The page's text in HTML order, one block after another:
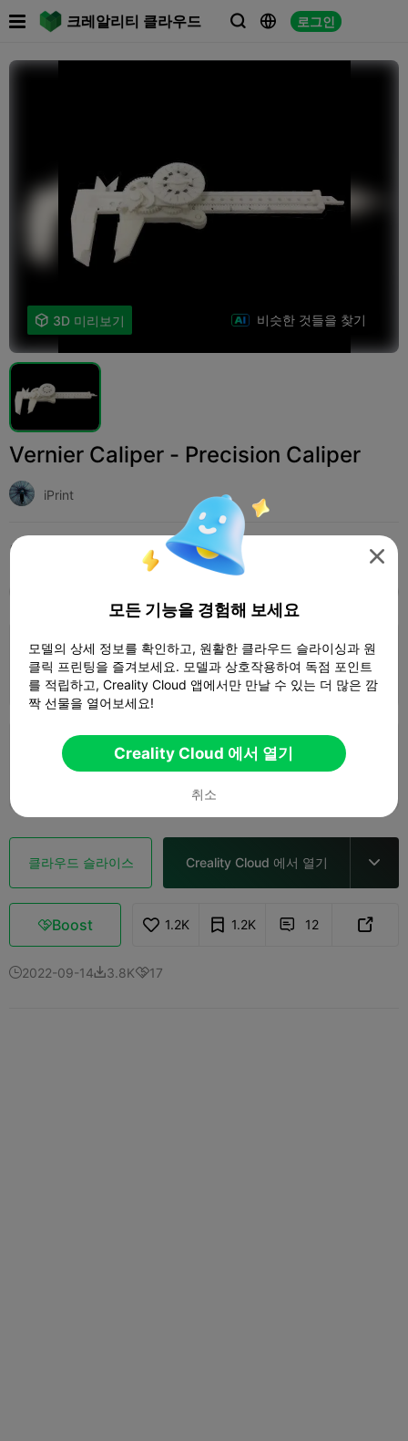
크레알리티 클라우드   로그인
 
 3D 미리보기 비슷한 것들을 찾기
Vernier Caliper - Precision Caliper
iPrint
인쇄 설정 (2) 추가하다 Household Tools & Spare Parts 
0.2mm layer, 3 walls, 30% infill
 03h 50m  1 플레이트  45.97g
0.2mm layer, 2 walls, 15% infill
클라우드 슬라이스 Creality Cloud 에서 열기 
Boost 1.2K 1.2K  12 
2022-09-143.8K17

모든 기능을 경험해 보세요
모델의 상세 정보를 확인하고, 원활한 클라우드 슬라이싱과 원
클릭 프린팅을 즐겨보세요. 모델과 상호작용하여 독점 포인트
를 적립하고, Creality Cloud 앱에서만 만날 수 있는 더 많은 깜
짝 선물을 열어보세요!
Creality Cloud 에서 열기
취소